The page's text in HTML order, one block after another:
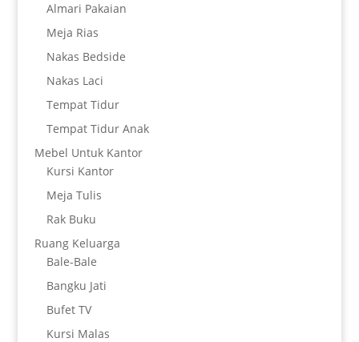
Almari Pakaian
Meja Rias
Nakas Bedside
Nakas Laci
Tempat Tidur
Tempat Tidur Anak
Mebel Untuk Kantor
Kursi Kantor
Meja Tulis
Rak Buku
Ruang Keluarga
Bale-Bale
Bangku Jati
Bufet TV
Kursi Malas